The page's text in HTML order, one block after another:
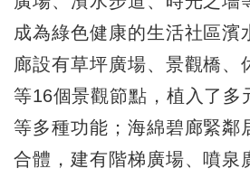
成為綠色健康的生活社區濱
廊設有草坪廣場、景觀橋、
等16個景觀節點，植入了多
等多種功能；海綿碧廊緊鄰
合體，建有階梯廣場、噴泉